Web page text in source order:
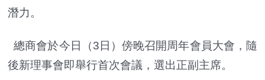
潛力。
總商會於今日（3日）傍晚召開周年會員大會，隨
後新理事會即舉行首次會議，選出正副主席。